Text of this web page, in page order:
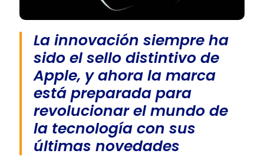
La innovación siempre ha
sido el sello distintivo de
Apple, y ahora la marca
está preparada para
revolucionar el mundo de
la tecnología con sus
últimas novedades